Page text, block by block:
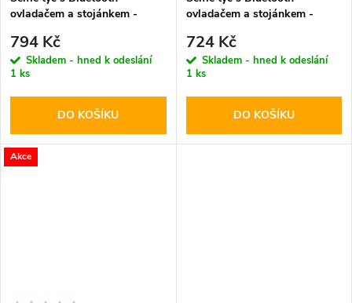
ovladačem a stojánkem -
Stick Tripod Black
794 Kč
Skladem - hned k odeslání
1 ks
DO KOŠÍKU
ovladačem a stojánkem -
Stick Tripod
724 Kč
Skladem - hned k odeslání
1 ks
DO KOŠÍKU
Akce